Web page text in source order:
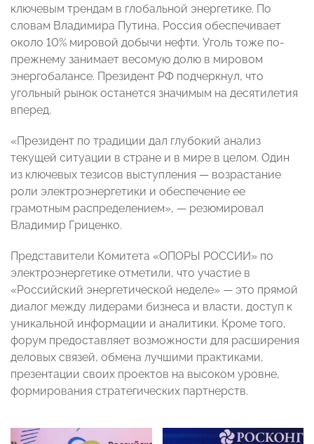
ключевым трендам в глобальной энергетике. По
словам Владимира Путина, Россия обеспечивает
около 10% мировой добычи нефти. Уголь тоже по-
прежнему занимает весомую долю в мировом
энергобалансе. Президент РФ подчеркнул, что
угольный рынок останется значимым на десятилетия
вперед.
«Президент по традиции дал глубокий анализ
текущей ситуации в стране и в мире в целом. Один
из ключевых тезисов выступления — возрастание
роли электроэнергетики и обеспечение ее
грамотным распределением», — резюмировал
Владимир Гриценко.
Представители Комитета «ОПОРЫ РОССИИ» по
электроэнергетике отметили, что участие в
«Российский энергетической неделе» — это прямой
диалог между лидерами бизнеса и власти, доступ к
уникальной информации и аналитики. Кроме того,
форум предоставляет возможности для расширения
деловых связей, обмена лучшими практиками,
презентации своих проектов на высоком уровне,
формирования стратегических партнерств.